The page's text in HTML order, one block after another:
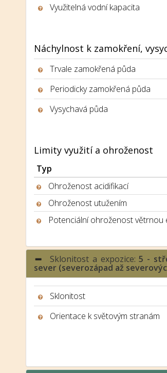
Využitelná vodní kapacita
Náchylnost k zamokření,
Trvale zamokřená půda
Periodicky zamokřená půda
Vysychavá půda
Limity využití a ohroženost
Typ
Ohroženost acidifikací
Ohroženost utužením
Potenciální ohroženost větrnou
Sklonitost a expozice:5 -
sever (severozápad až
Sklonitost
Orientace k světovým stranám